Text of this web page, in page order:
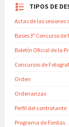
TIPOS DE
Actas de las sesiones
Bases 3º Concurso
Boletín Oficial de la
Concursos de
Orden
Ordenanzas
Perfil del contratante
Programa de Fiestas